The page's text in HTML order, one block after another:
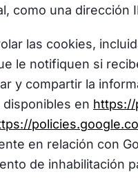
como una dirección
las cookies,
le notifiquen si
y compartir la
en https://
en relación con
de inhabilitación